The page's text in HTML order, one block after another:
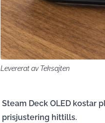
Levererat av Teksajten
Steam Deck OLED kostar
prisjustering hittills.